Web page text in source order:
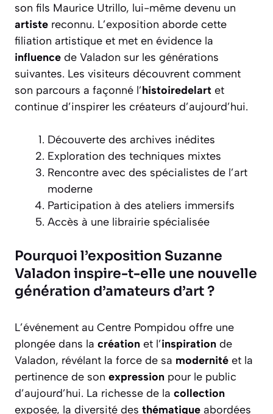
son fils Maurice Utrillo, lui-même devenu un
artiste reconnu. L’exposition aborde cette
filiation artistique et met en évidence la
influence de Valadon sur les générations
suivantes. Les visiteurs découvrent comment
son parcours a façonné l’histoiredelart et
continue d’inspirer les créateurs d’aujourd’hui.
Découverte des archives inédites
Exploration des techniques mixtes
Rencontre avec des spécialistes de l’art
moderne
Participation à des ateliers immersifs
Accès à une librairie spécialisée
Pourquoi l’exposition Suzanne
Valadon inspire-t-elle une nouvelle
génération d’amateurs d’art ?
L’événement au Centre Pompidou offre une
plongée dans la création et l’inspiration de
Valadon, révélant la force de sa modernité et la
pertinence de son expression pour le public
d’aujourd’hui. La richesse de la collection
exposée, la diversité des thématique abordées